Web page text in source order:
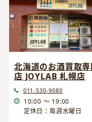
北海道のお酒買取専
店 JOYLAB 札幌店
011-530-9080
10:00 ～ 19:00
定休日：毎週水曜日